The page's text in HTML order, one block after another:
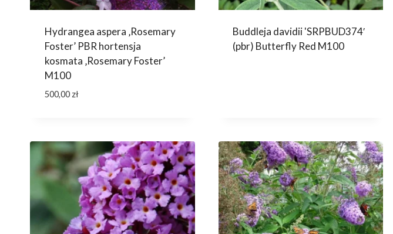
Hydrangea aspera ‚Rosemary
Foster’ PBR hortensja
kosmata ‚Rosemary Foster’
M100
500,00 zł
Buddleja davidii 'SRPBUD374′
(pbr) Butterfly Red M100